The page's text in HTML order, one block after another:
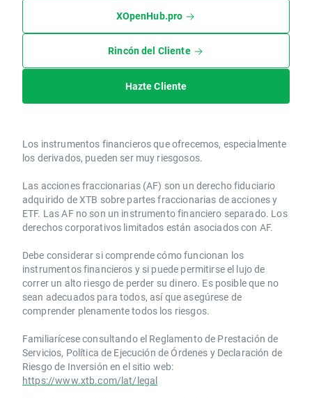
XOpenHub.pro
Rincón del Cliente
Hazte Cliente
Los instrumentos financieros que ofrecemos, especialmente
los derivados, pueden ser muy riesgosos.
Las acciones fraccionarias (AF) son un derecho fiduciario
adquirido de XTB sobre partes fraccionarias de acciones y
ETF. Las AF no son un instrumento financiero separado. Los
derechos corporativos limitados están asociados con AF.
Debe considerar si comprende cómo funcionan los
instrumentos financieros y si puede permitirse el lujo de
correr un alto riesgo de perder su dinero. Es posible que no
sean adecuados para todos, así que asegúrese de
comprender plenamente todos los riesgos.
Familiarícese consultando el Reglamento de Prestación de
Servicios, Política de Ejecución de Órdenes y Declaración de
Riesgo de Inversión en el sitio web:
https://www.xtb.com/lat/legal